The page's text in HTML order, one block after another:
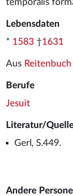
temporalis
Lebensdaten
* 1583 †1631
Aus Reitenbuch
Berufe
Jesuit
Literatur/
Gerl, S.449.
Andere